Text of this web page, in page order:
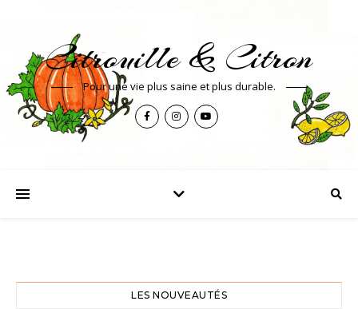
Citrouille & Citron
Pour une vie plus saine et plus durable.
LES NOUVEAUTÉS